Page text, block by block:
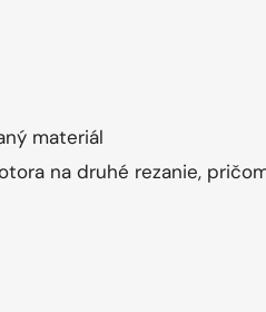
materiál
na druhé rezanie,